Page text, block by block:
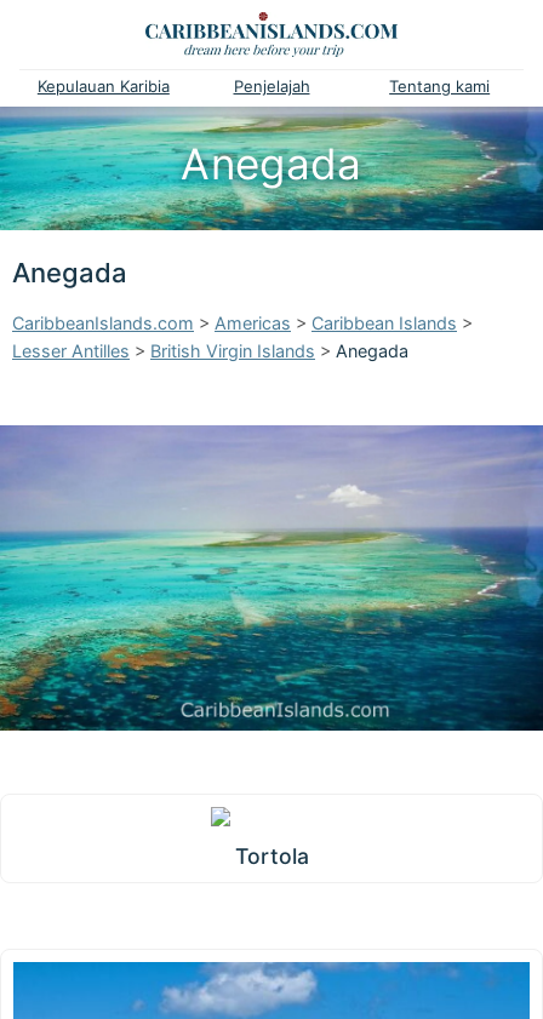
Kepulauan Karibia Penjelajah Tentang kami
Anegada
Anegada
CaribbeanIslands.com > Americas > Caribbean Islands >
Lesser Antilles > British Virgin Islands > Anegada
Tortola